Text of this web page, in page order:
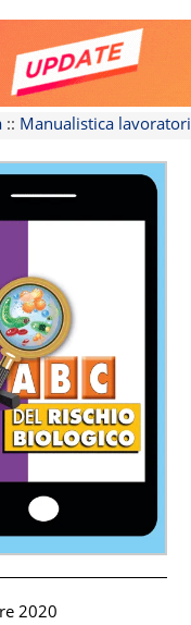
:: Manualistica lavoratori
2020